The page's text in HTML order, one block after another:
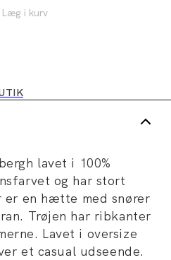
Læg i kurv
lavet i 100%
og har stort
er en hætte med snører
Trøjen har ribkanter
Lavet i oversize
et casual udseende.